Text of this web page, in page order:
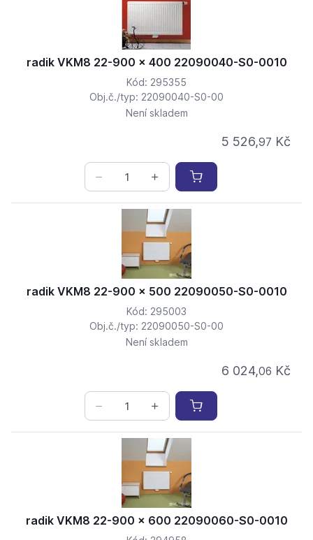
radik VKM8 22-900 x 400 22090040-S0-0010
Kód: 295355
Obj.č./typ: 22090040-S0-00
Není skladem
5 526,97 Kč
radik VKM8 22-900 x 500 22090050-S0-0010
Kód: 295003
Obj.č./typ: 22090050-S0-00
Není skladem
6 024,06 Kč
radik VKM8 22-900 x 600 22090060-S0-0010